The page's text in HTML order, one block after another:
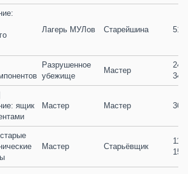
Лагерь МУЛов Старейшина 51 /
Разрушенное
убежище
Мастер
247
345
ящик
Мастер Мастер 36 /
Мастер Старьёвщик
116
154